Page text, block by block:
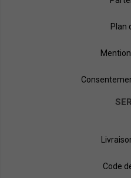
Plan
Code